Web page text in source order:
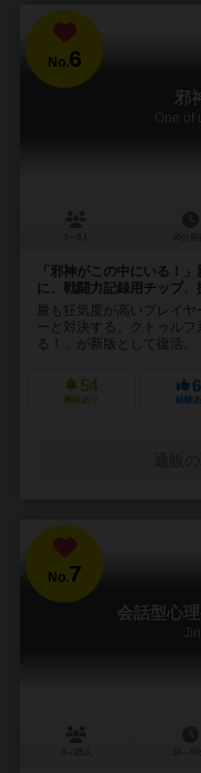
No.6
邪
One of
「邪神がこの中にいる！
に、戦闘力記録用チップ、
最も狂気度が高いプレイ
ーと対決する。クトゥル
る！」が新版として復活
54
興味あり 経験あ
No.7
会話型心